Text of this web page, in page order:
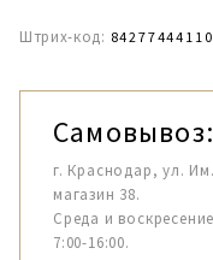
Штрих-код:
Самовывоз:
г. Краснодар, ул.
магазин 38.
Среда и
7:00-16:00.